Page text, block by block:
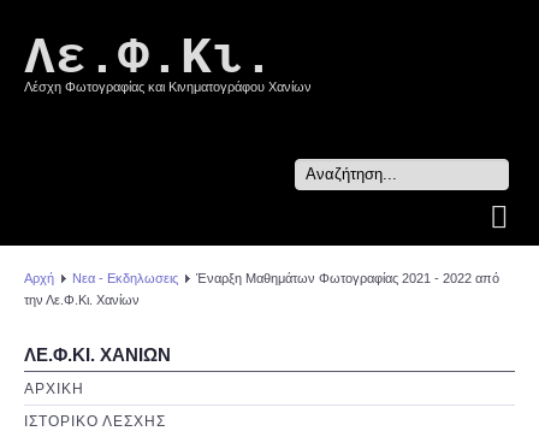
Λε.Φ.Κι.
Λέσχη Φωτογραφίας και Κινηματογράφου Χανίων
Search
...
Αρχή Νεα - Εκδηλωσεις
Έναρξη Μαθημάτων Φωτογραφίας 2021 - 2022 από
την Λε.Φ.Κι. Χανίων
ΛΕ.Φ.ΚΙ. ΧΑΝΙΩΝ
ΑΡΧΙΚΗ
ΙΣΤΟΡΙΚΟ ΛΕΣΧΗΣ